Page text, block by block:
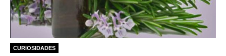
CURIOSIDADES